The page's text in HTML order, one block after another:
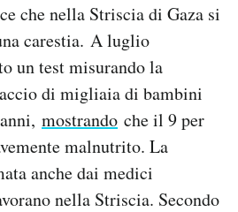
che nella Striscia di Gaza si
carestia. A luglio
un test misurando la
di migliaia di bambini
mostrando che il 9 per
malnutrito. La
anche dai medici
nella Striscia. Secondo